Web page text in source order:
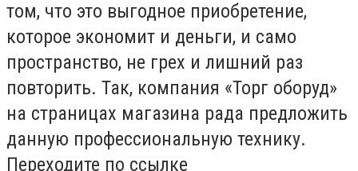
том, что это выгодное приобретение,
которое экономит и деньги, и само
пространство, не грех и лишний раз
повторить. Так, компания «Торг оборуд»
на страницах магазина рада предложить
данную профессиональную технику.
Переходите по ссылке